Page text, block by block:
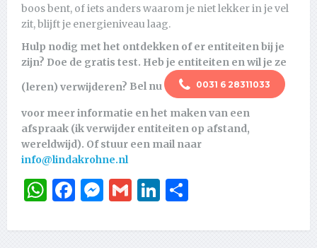
boos bent, of iets anders waarom je niet lekker in je vel
zit, blijft je energieniveau laag.
Hulp nodig met het ontdekken of er entiteiten bij je
zijn? Doe de gratis test. Heb je entiteiten en wil je ze
(leren) verwijderen? Bel nu 0031 6 28311033
voor meer informatie en het maken van een
afspraak (ik verwijder entiteiten op afstand,
wereldwijd). Of stuur een mail naar
info@lindakrohne.nl
WhatsApp
Facebook
Messenger
GmailLinkedIn